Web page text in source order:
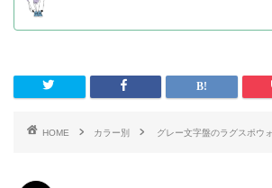
HOME カラー別 グレー文字盤のラグスポウ